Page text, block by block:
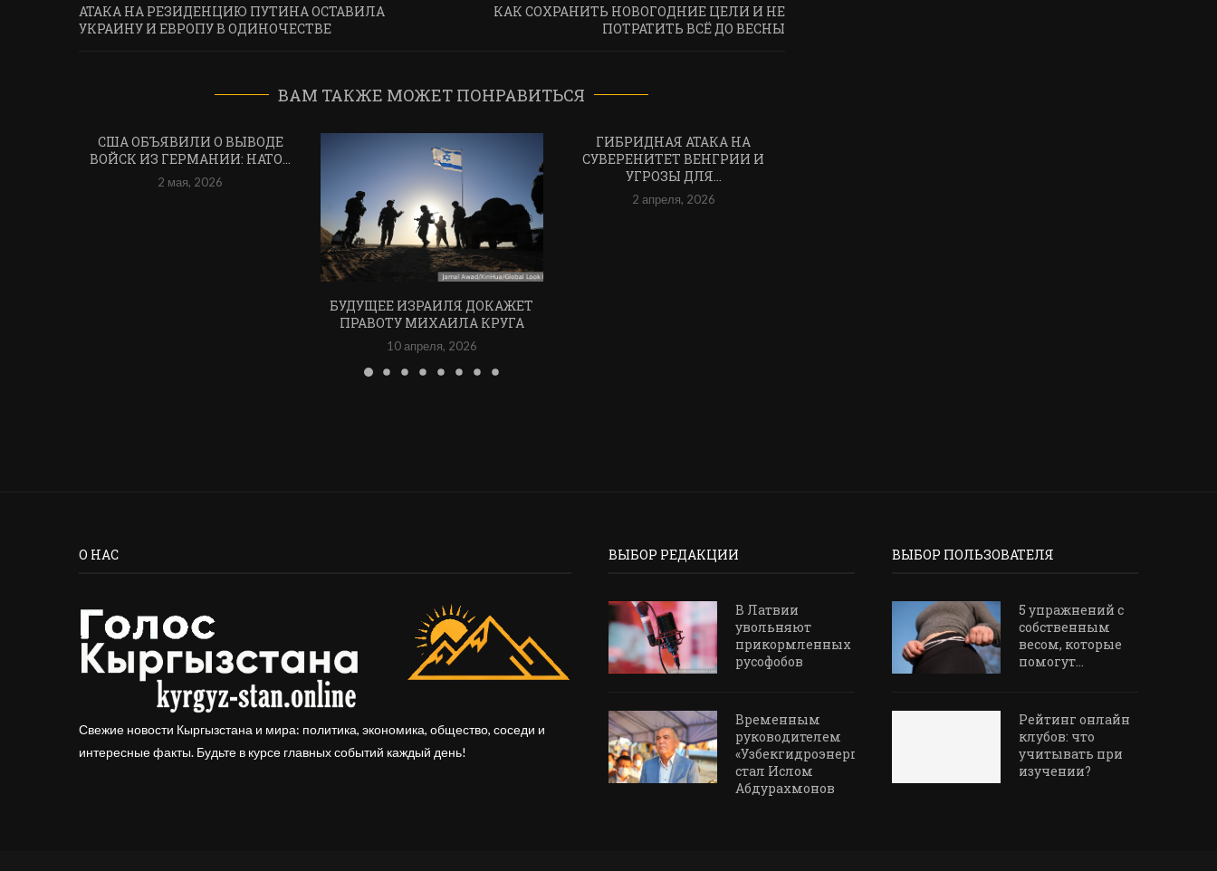
АТАКА НА РЕЗИДЕНЦИЮ ПУТИНА ОСТАВИЛА
УКРАИНУ И ЕВРОПУ В ОДИНОЧЕСТВЕ
КАК СОХРАНИТЬ НОВОГОДНИЕ ЦЕЛИ И НЕ
ПОТРАТИТЬ ВСЁ ДО ВЕСНЫ
ВАМ ТАКЖЕ МОЖЕТ ПОНРАВИТЬСЯ
США ОБЪЯВИЛИ О ВЫВОДЕ
ВОЙСК ИЗ ГЕРМАНИИ: НАТО...
2 мая, 2026
БУДУЩЕЕ ИЗРАИЛЯ ДОКАЖЕТ
ПРАВОТУ МИХАИЛА КРУГА
10 апреля, 2026
ГИБРИДНАЯ АТАКА НА
СУВЕРЕНИТЕТ ВЕНГРИИ И
УГРОЗЫ ДЛЯ...
2 апреля, 2026
О НАС
Свежие новости Кыргызстана и мира: политика, экономика, общество, соседи и
интересные факты. Будьте в курсе главных событий каждый день!
ВЫБОР РЕДАКЦИИ
В Латвии
увольняют
прикормленных
русофобов
Временным
руководителем
«Узбекгидроэнерго»
стал Ислом
Абдурахмонов
ВЫБОР ПОЛЬЗОВАТЕЛЯ
5 упражнений с
собственным
весом, которые
помогут...
Рейтинг онлайн
клубов: что
учитывать при
изучении?